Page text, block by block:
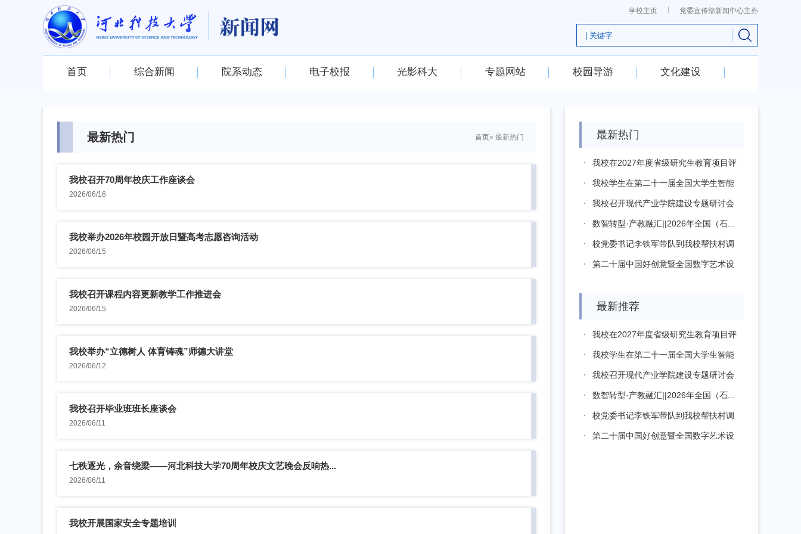
学校主页 党委宣传部新闻中心主办
首页 综合新闻 院系动态 电子校报 光影科大 专题网站 校园导游 文化建设
最新热门 首页» 最新热门
我校召开70周年校庆工作座谈会
2026/06/16
我校举办2026年校园开放日暨高考志愿咨询活动
2026/06/15
我校召开课程内容更新教学工作推进会
2026/06/15
我校举办“立德树人 体育铸魂”师德大讲堂
2026/06/12
我校召开毕业班班长座谈会
2026/06/11
七秩逐光，余音绕梁——河北科技大学70周年校庆文艺晚会反响热...
2026/06/11
我校开展国家安全专题培训
最新热门
我校在2027年度省级研究生教育项目评
审...
我校学生在第二十一届全国大学生智能
汽车竞...
我校召开现代产业学院建设专题研讨会
数智转型·产教融汇||2026年全国（石...
校党委书记李铁军带队到我校帮扶村调
研指导...
第二十届中国好创意暨全国数字艺术设
最新推荐
我校在2027年度省级研究生教育项目评
审...
我校学生在第二十一届全国大学生智能
汽车竞...
我校召开现代产业学院建设专题研讨会
数智转型·产教融汇||2026年全国（石...
校党委书记李铁军带队到我校帮扶村调
研指导...
第二十届中国好创意暨全国数字艺术设